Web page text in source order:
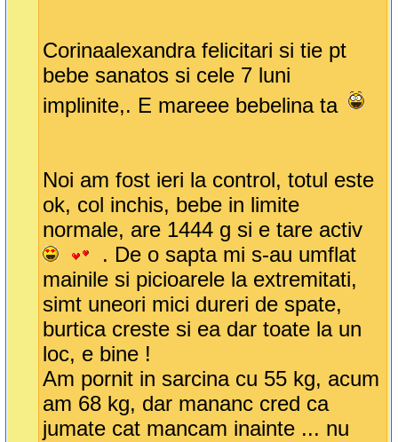
Corinaalexandra felicitari si tie pt
bebe sanatos si cele 7 luni
implinite,. E mareee bebelina ta
Noi am fost ieri la control, totul este
ok, col inchis, bebe in limite
normale, are 1444 g si e tare activ
. De o sapta mi s-au umflat
mainile si picioarele la extremitati,
simt uneori mici dureri de spate,
burtica creste si ea dar toate la un
loc, e bine !
Am pornit in sarcina cu 55 kg, acum
am 68 kg, dar mananc cred ca
jumate cat mancam inainte ... nu